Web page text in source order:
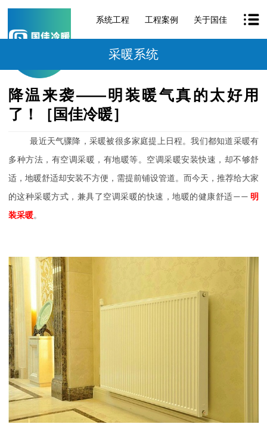
系统工程 工程案例 关于国佳
采暖系统
降温来袭——明装暖气真的太好用
了！［国佳冷暖］
最近天气骤降，采暖被很多家庭提上日程。我们都知道采暖有
多种方法，有空调采暖，有地暖等。空调采暖安装快速，却不够舒
适，地暖舒适却安装不方便，需提前铺设管道。 而今天，推荐给大家
的这种采暖方式，兼具了空调采暖的快速，地暖的健康舒适—— 明
装采暖。